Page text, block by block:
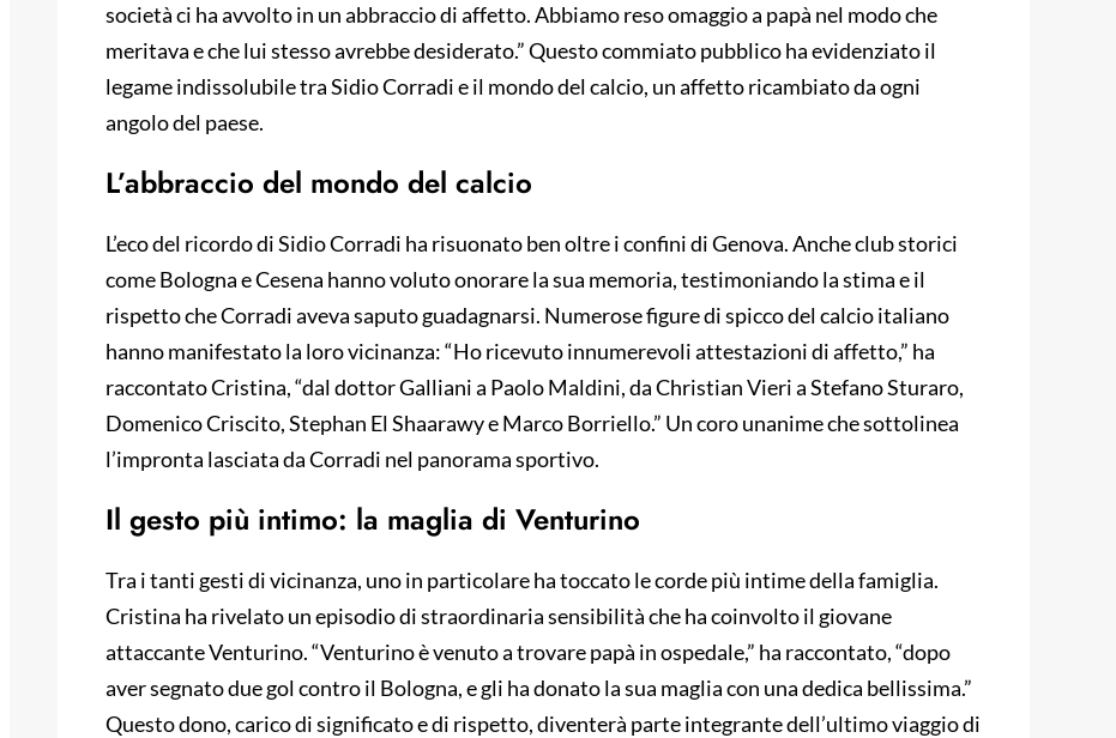
società ci ha avvolto in un abbraccio di affetto. Abbiamo reso omaggio a papà nel modo che
meritava e che lui stesso avrebbe desiderato.” Questo commiato pubblico ha evidenziato il
legame indissolubile tra Sidio Corradi e il mondo del calcio, un affetto ricambiato da ogni
angolo del paese.
L’abbraccio del mondo del calcio
L’eco del ricordo di Sidio Corradi ha risuonato ben oltre i confini di Genova. Anche club storici
come Bologna e Cesena hanno voluto onorare la sua memoria, testimoniando la stima e il
rispetto che Corradi aveva saputo guadagnarsi. Numerose figure di spicco del calcio italiano
hanno manifestato la loro vicinanza: “Ho ricevuto innumerevoli attestazioni di affetto,” ha
raccontato Cristina, “dal dottor Galliani a Paolo Maldini, da Christian Vieri a Stefano Sturaro,
Domenico Criscito, Stephan El Shaarawy e Marco Borriello.” Un coro unanime che sottolinea
l’impronta lasciata da Corradi nel panorama sportivo.
Il gesto più intimo: la maglia di Venturino
Tra i tanti gesti di vicinanza, uno in particolare ha toccato le corde più intime della famiglia.
Cristina ha rivelato un episodio di straordinaria sensibilità che ha coinvolto il giovane
attaccante Venturino. “Venturino è venuto a trovare papà in ospedale,” ha raccontato, “dopo
aver segnato due gol contro il Bologna, e gli ha donato la sua maglia con una dedica bellissima.”
Questo dono, carico di significato e di rispetto, diventerà parte integrante dell’ultimo viaggio di